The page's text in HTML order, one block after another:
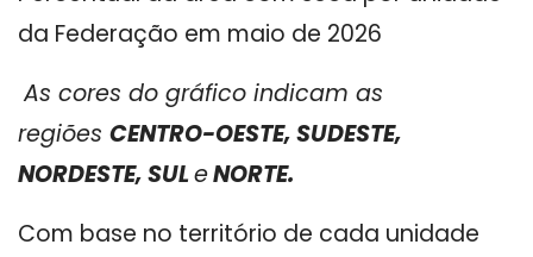
da Federação em maio de 2026
As cores do gráfico indicam as
regiões CENTRO-OESTE, SUDESTE,
NORDESTE, SULeNORTE.
Com base no território de cada unidade